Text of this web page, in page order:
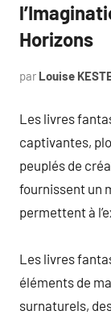
Horizons
par Louise
Les livres
captivantes,
peuplés de
fournissent un
permettent à
Les livres
éléments de
surnaturels,